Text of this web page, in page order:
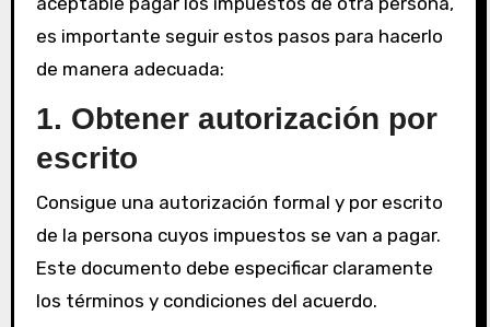
es importante seguir estos pasos para hacerlo
de manera adecuada:
1. Obtener autorización por
escrito
Consigue una autorización formal y por escrito
de la persona cuyos impuestos se van a pagar.
Este documento debe especificar claramente
los términos y condiciones del acuerdo.